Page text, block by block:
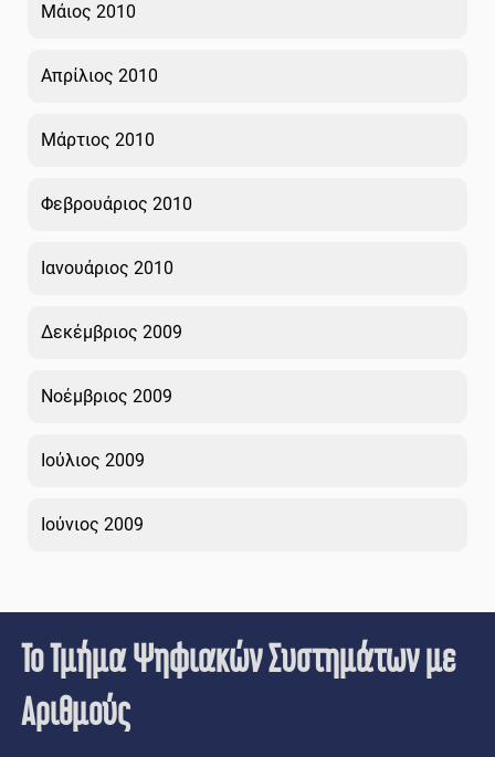
Μάιος 2010
Απρίλιος 2010
Μάρτιος 2010
Φεβρουάριος 2010
Ιανουάριος 2010
Δεκέμβριος 2009
Νοέμβριος 2009
Ιούλιος 2009
Ιούνιος 2009
Το Τμήμα Ψηφιακών Συστημάτων με
Αριθμούς